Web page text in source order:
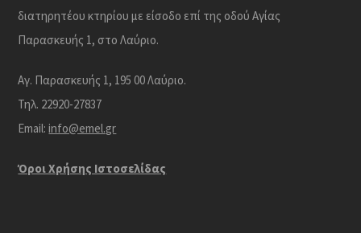
διατηρητέου κτηρίου με είσοδο επί της οδού Αγίας
Παρασκευής 1, στο Λαύριο.
Αγ. Παρασκευής 1, 195 00 Λαύριο.
Τηλ. 22920-27837
Email:info@emel.gr
Όροι Χρήσης Iστοσελίδας